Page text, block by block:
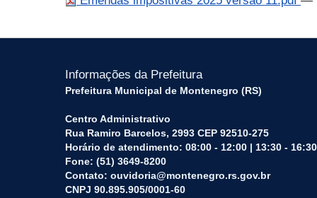
Informações da Prefeitura
Prefeitura Municipal de Montenegro (RS)
Centro Administrativo
Rua Ramiro Barcelos, 2993 CEP 92510-275
Horário de atendimento: 08:00 - 12:00 | 13:30 - 16:30
Fone: (51) 3649-8200
Contato: ouvidoria@montenegro.rs.gov.br
CNPJ 90.895.905/0001-60